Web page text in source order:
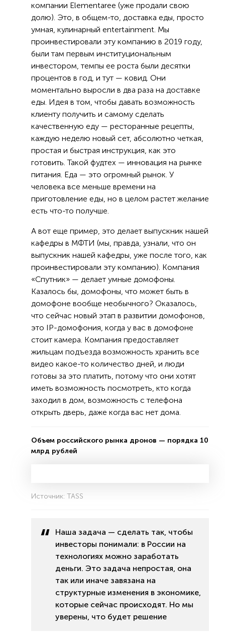
компании Elementaree (уже продали свою
долю). Это, в общем-то, доставка еды, просто
умная, кулинарный entertainment. Мы
проинвестировали эту компанию в 2019 году,
были там первым институциональным
инвестором, темпы ее роста были десятки
процентов в год, и тут — ковид. Они
моментально выросли в два раза на доставке
еды. Идея в том, чтобы давать возможность
клиенту получить и самому сделать
качественную еду — ресторанные рецепты,
каждую неделю новый сет, абсолютно четкая,
простая и быстрая инструкция, как это
готовить. Такой фудтех — инновация на рынке
питания. Еда — это огромный рынок. У
человека все меньше времени на
приготовление еды, но в целом растет желание
есть что-то получше.
А вот еще пример, это делает выпускник нашей
кафедры в МФТИ (мы, правда, узнали, что он
выпускник нашей кафедры, уже после того, как
проинвестировали эту компанию). Компания
«Спутник» — делает умные домофоны.
Казалось бы, домофоны, что может быть в
домофоне вообще необычного? Оказалось,
что сейчас новый этап в развитии домофонов,
это IP-домофония, когда у вас в домофоне
стоит камера. Компания предоставляет
жильцам подъезда возможность хранить все
видео какое-то количество дней, и люди
готовы за это платить, потому что они хотят
иметь возможность посмотреть, кто когда
заходил в дом, возможность с телефона
открыть дверь, даже когда вас нет дома.
Объем российского рынка дронов — порядка 10
млрд рублей
Источник: TASS
Наша задача — сделать так, чтобы
инвесторы понимали: в России на
технологиях можно заработать
деньги. Это задача непростая, она
так или иначе завязана на
структурные изменения в экономике,
которые сейчас происходят. Но мы
уверены, что будет решение